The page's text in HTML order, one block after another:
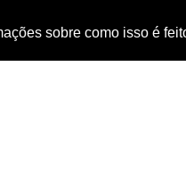
sobre como isso é